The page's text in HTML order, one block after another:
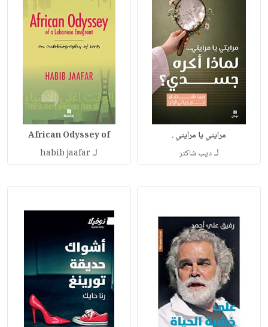
مرايتي يا مرايتي .
لـديب شاكتر
African Odyssey of
لـ habib jaafar